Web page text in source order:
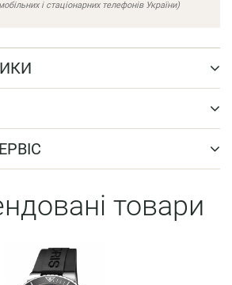
і стаціонарних телефонів України)
товари